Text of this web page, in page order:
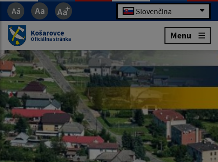
Slovenčina
Košarovce
Oficiálna stránka Menu